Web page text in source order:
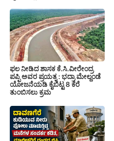
ಫಲ ನೀಡಿದ ಶಾಸಕ ಕೆ.ಸಿ.ವೀರೇಂದ್ರ
ಪಪ್ಪಿ ಅವರ ಪ್ರಯತ್ನ : ಭದ್ರಾ ಮೇಲ್ದಂಡೆ
ಯೋಜನೆಯಡಿ ಕೈಬಿಟ್ಟ 8 ಕೆರೆ
ತುಂಬಿಸಲು ಕ್ರಮ